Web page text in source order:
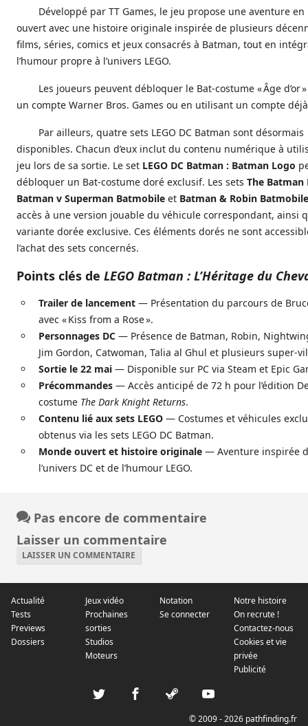
Développé par TT Games, le jeu propose une aventure
ouvert avec une histoire originale inspirée de plusieurs
films, séries, comics et jeux consacrés à Batman, tout en
l’humour propre à l’univers LEGO.
Les joueurs peuvent débloquer le Bat‑costume « Âge d’or
un compte Warner Bros. Games ou en utilisant un compte
Par ailleurs, quatre sets LEGO DC Batman sont désormais
disponibles. Chacun d’eux inclut du contenu numérique à
jeu lors de sa sortie. Le set LEGO DC Batman : Batman Logo
débloquer un Bat‑costume doré exclusif. Les sets The
Batman v Superman Batmobile et Batman & Robin Batmobile
accès à une version jouable du véhicule correspondant, ainsi
variante dorée exclusive. Ces éléments dorés ne sont
l’achat des sets concernés.
Points clés de LEGO Batman : L’Héritage du
Trailer de lancement — Présentation du parcours de
avec « Kiss from a Rose ».
Personnages DC — Présence de Batman, Robin,
Jim Gordon, Catwoman, Talia al Ghul et plusieurs
Sortie le 22 mai — Disponible sur PC via Steam et Epic
Précommandes — Accès anticipé de 72 h pour l’édition
costume The Dark Knight Returns.
Contenu lié aux sets LEGO — Costumes et véhicules
obtenus via les sets LEGO DC Batman.
Monde ouvert et histoire originale — Aventure inspirée
l’univers DC et de l’humour LEGO.
Pas encore de commentaire
Laisser un commentaire
LAISSER UN COMMENTAIRE
Actualité
Tests
Previews
Dossiers
Jeux vidéo
Prochaines
sorties
Studios
Moteurs
Notation
Se connecter
Notre histoire
On recrute !
Contactez-nous
Cookies et vie
privée
Publicité
© 2009 - 2026 pathfinding.fr